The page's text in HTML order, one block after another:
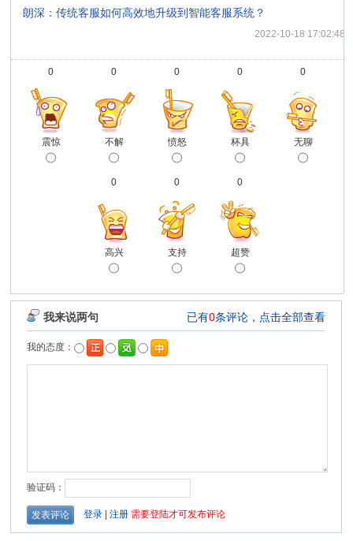
·朗深：传统客服如何高效地升级到智能客服系统？
2022-10-18 17:02:48
0
震惊
0
不解
0
愤怒
0
杯具
0
无聊
0
高兴
0
支持
0
超赞